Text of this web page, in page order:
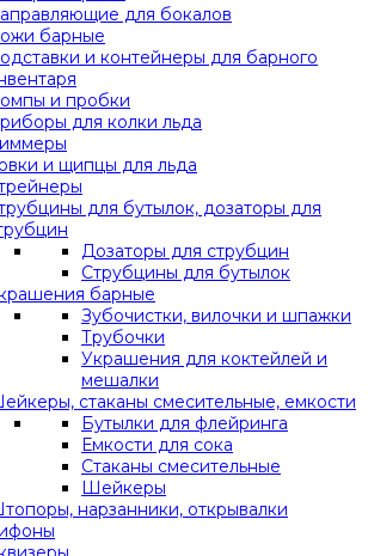
для бокалов
барные
и контейнеры для барного
и пробки
для колки льда
и щипцы для льда
для бутылок, дозаторы для
Дозаторы для струбцин
Струбцины для бутылок
барные
Зубочистки, вилочки и шпажки
Трубочки
Украшения для коктейлей и
мешалки
стаканы смесительные, емкости
Бутылки для флейринга
Емкости для сока
Стаканы смесительные
Шейкеры
нарзанники, открывалки